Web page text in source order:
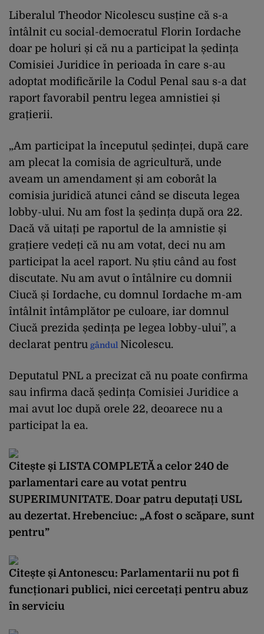
Liberalul Theodor Nicolescu susține că s-a
întâlnit cu social-democratul Florin Iordache
doar pe holuri și că nu a participat la ședința
Comisiei Juridice în perioada în care s-au
adoptat modificările la Codul Penal sau s-a dat
raport favorabil pentru legea amnistiei și
grațierii.
„Am participat la începutul ședinței, după care
am plecat la comisia de agricultură, unde
aveam un amendament și am coborât la
comisia juridică atunci când se discuta legea
lobby-ului. Nu am fost la ședința după ora 22.
Dacă vă uitați pe raportul de la amnistie și
grațiere vedeți că nu am votat, deci nu am
participat la acel raport. Nu știu când au fost
discutate. Nu am avut o întâlnire cu domnii
Ciucă și Iordache, cu domnul Iordache m-am
întâlnit întâmplător pe culoare, iar domnul
Ciucă prezida ședința pe legea lobby-ului”, a
declarat pentru gândul Nicolescu.
Deputatul PNL a precizat că nu poate confirma
sau infirma dacă ședința Comisiei Juridice a
mai avut loc după orele 22, deoarece nu a
participat la ea.
Citește și LISTA COMPLETĂ a celor 240 de
parlamentari care au votat pentru
SUPERIMUNITATE. Doar patru deputați USL
au dezertat. Hrebenciuc: „A fost o scăpare, sunt
pentru”
Citește și Antonescu: Parlamentarii nu pot fi
funcționari publici, nici cercetați pentru abuz
în serviciu